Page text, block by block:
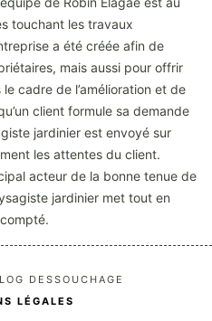
touchant les travaux
a été créée afin de
mais aussi pour offrir
cadre de l’amélioration et de
client formule sa demande
jardinier est envoyé sur
les attentes du client.
acteur de la bonne tenue de
jardinier met tout en
DESSOUCHAGE
LÉGALES